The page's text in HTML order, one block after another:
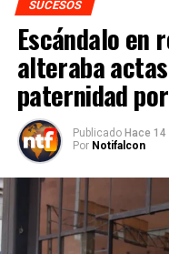
SUCESOS
Escándalo en
alteraba
paternidad
Publicado Hace 14
Por Notifalcon